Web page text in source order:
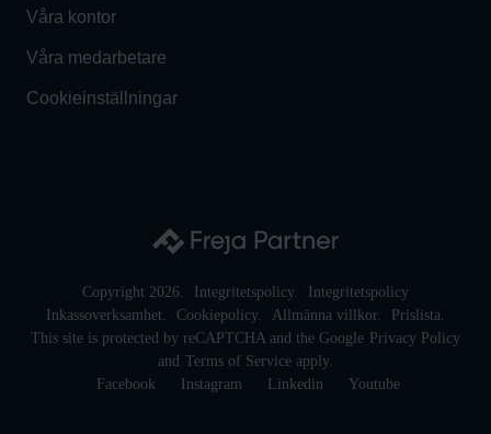
Våra kontor
Våra medarbetare
Cookieinställningar
Copyright 2026. Integritetspolicy.
Integritetspolicy
Inkassoverksamhet.
Cookiepolicy. Allmänna villkor.
Prislista.
This site is protected by reCAPTCHA and the Google Privacy Policy
and Terms of Service apply.
Facebook
Instagram Linkedin Youtube